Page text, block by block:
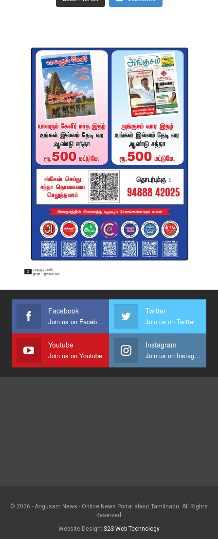
Facebook
Join us on Facebook
Twitter
Join us on Twitter
Youtube
Join us on Youtube
Instagram
Join us on Instagram
© 2026 - Angusam News - Online News Portal about Tamilnadu. All Rights
Reserved.
Website Design: S2S Web Technology